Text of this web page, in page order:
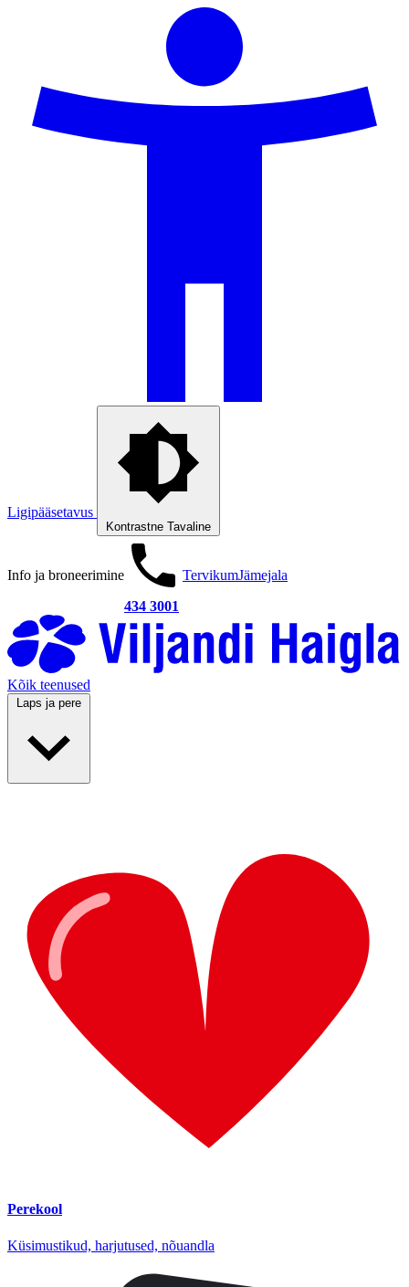
Ligipääsetavus
Kontrastne Tavaline
Info ja broneerimine
434 3001
TervikumJämejala
Kõik teenused
Laps ja pere
Perekool
Küsimustikud, harjutused, nõuandla